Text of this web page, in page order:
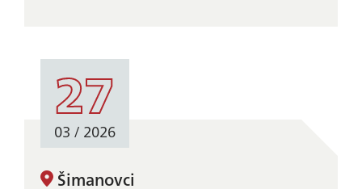
27
03 / 2026
Šimanovci